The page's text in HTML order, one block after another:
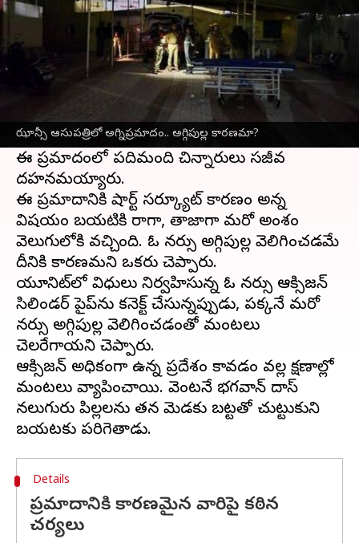
ఝాన్సీ ఆసుపత్రిలో అగ్నిప్రమాదం.. అగ్గిపుల్ల కారణమా?
వ్రాసిన వారు Jayachandra Akuri Nov 16, 2024 01:24 pm
ఈ వార్తాకథనం ఏంటి
లోని ఝాన్సీ మహారాణి లక్ష్మీబాయ్‌
మెడికల్‌ కళాశాలలోని ఇంటెన్సివ్‌ కేర్‌ యూనిట్‌లో
భారీ అగ్నిప్రమాదం చోటు చేసుకుంది.
ఈ ప్రమాదంలో పదిమంది చిన్నారులు సజీవ
దహనమయ్యారు.
ఈ ప్రమాదానికి షార్ట్ సర్క్యూట్ కారణం అన్న
విషయం బయటికి రాగా, తాజాగా మరో అంశం
వెలుగులోకి వచ్చింది. ఓ నర్సు అగ్గిపుల్ల వెలిగించడమే
దీనికి కారణమని ఒకరు చెప్పారు.
యూనిట్‌లో విధులు నిర్వహిస్తున్న ఓ నర్సు ఆక్సిజన్‌
సిలిండర్‌ పైప్‌ను కనెక్ట్‌ చేస్తున్నప్పుడు, పక్కనే మరో
నర్సు అగ్గిపుల్ల వెలిగించడంతో మంటలు
చెలరేగాయని చెప్పారు.
ఆక్సిజన్‌ అధికంగా ఉన్న ప్రదేశం కావడం వల్ల క్షణాల్లో
మంటలు వ్యాపించాయి. వెంటనే భగవాన్ దాస్
నలుగురు పిల్లలను తన మెడకు బట్టతో చుట్టుకుని
Details
ప్రమాదానికి కారణమైన వారిపై కఠిన
చర్యలు